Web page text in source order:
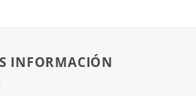
INFORMACIÓN